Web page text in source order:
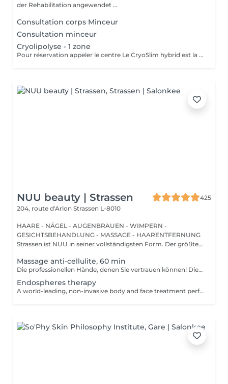
der Rehabilitation angewendet ...
Consultation corps Minceur
Consultation minceur
Cryolipolyse - 1 zone
Pour réservation appeler le centre Le CryoSlim hybrid est la nouvelle génération de Cryolipolyse médicale (traitement des cellules de graisse par le froid). CryoSlim hybrid est le seul appareil d'amincissement à garantir les résultats minceur cliniquement supérieurs à la moyenne et exclusivement avec des températures de traitement saines et sans danger pour l'organisme. Ce traitement concerne les hommes et les femmes qui présentent une ou plusieurs zones localisées souvent résistantes aux efforts de régime et sport : ventre, poignées d'amour, culotte de cheval, intérieur des cuisses, genoux, bras, dos.
NUU beauty | Strassen
425
204, route d'Arlon Strassen L-8010
HAARE - NÄGEL - AUGENBRAUEN - WIMPERN -
GESICHTSBEHANDLUNG - MASSAGE - HAARENTFERNUNG
Strassen ist NUU in seiner vollständigsten Form. Der größte
Massage anti-cellulite, 60 min
Die professionellen Hände, denen Sie vertrauen können! Die Massage ist die Praxis des Knetens oder Manipulierens der Muskeln und anderer Weichteile einer Person, um Stress zu reduzieren, Muskelschmerzen zu lindern, die Entspannung zu fördern und die Funktion des Immunsystems zu verbessern. Vorteile einer Anti-Cellulite-Massage: - verbessert die Durchblutung - beseitigt Stauungen in der Haut - aktiviert Stoffwechselprozesse in Zellen und Geweben - Muskeln und Gewebe werden mit Sauerstoff und Mineralien versorgt - die Haut wird glatt und elastisch Wie wird eine Anti-Cellulite-Massage durchgeführt? - der Rücken wird massiert - Arme werden massiert - Beine werden massiert - der Bauch wird massiert Altersbeschränkungen: empfohlen ab 16 Jahren. Empfehlungen nach dem Eingriff: nach dem Eingriff 2-3 Stunden keinen Sport und plötzliche Bewegungen machen. Frequenz: 2-3 Mal pro Woche, insgesamt 10 Mal. Wiederholen Sie den Eingriff alle 3-6 Monate.
Endospheres therapy
A world-leading, non-invasive body and face treatment performed using the original 3rd-generation Endospheres® technology one of the most advanced solutions on the market for sculpting, drainage, and skin firming. This Italian medical technology combines microvibration, deep lymphatic drainage, and muscle stimulation to deliver visible results from the very first session. Why Endospheres® at NUU: Original 3rd-generation Endospheres® device · Authentic Italian technology · Instant lightness, firmness, and contouring · Safe, natural, and highly effective · No downtime Key benefits: Reduces cellulite and water retention Improves blood and lymphatic circulation Firms and tightens the skin Relieves muscle tension and heaviness Stimulates collagen and natural glow A.F.T. (Abdominal Fat Treatment) Advanced thermal and vacuum technology designed to activate fat metabolism, enhance lymphatic drainage, and sculpt the abdominal area safely and comfortably. Recommended from: 18+ Post-care: No downtime Frequency: Course recommended for optimal results Results are visible and progressive with regular sessions.